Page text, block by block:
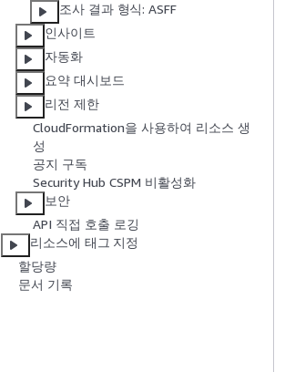
조사 결과 형식: ASFF
인사이트
자동화
요약 대시보드
리전 제한
CloudFormation을 사용하여 리소스 생
성
공지 구독
Security Hub CSPM 비활성화
보안
API 직접 호출 로깅
리소스에 태그 지정
할당량
문서 기록